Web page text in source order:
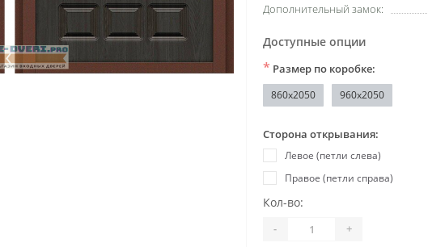
Дополнительный замок:
Доступные опции
* Размер по коробке:
860x2050 960x2050
Сторона открывания:
Левое (петли слева)
Правое (петли справа)
Кол-во:
- +